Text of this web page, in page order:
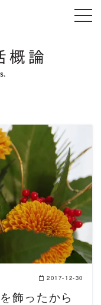
2017-12-30
飾ったから